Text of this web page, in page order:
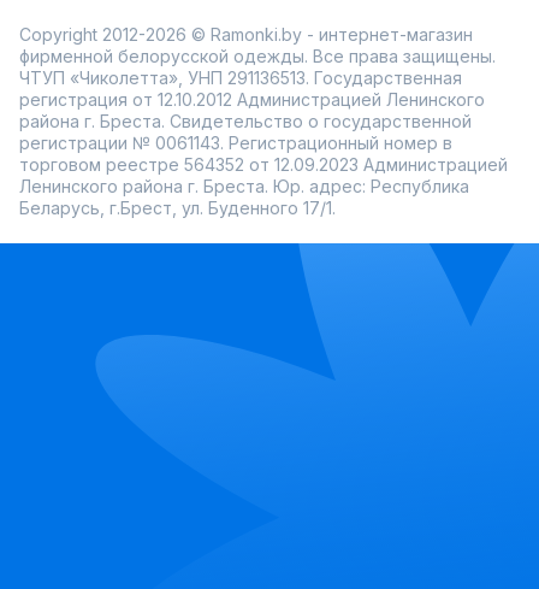
Copyright 2012-2026 © Ramonki.by - интернет-магазин
фирменной белорусской одежды. Все права защищены.
ЧТУП «Чиколетта», УНП 291136513. Государственная
регистрация от 12.10.2012 Администрацией Ленинского
района г. Бреста. Свидетельство о государственной
регистрации № 0061143. Регистрационный номер в
торговом реестре 564352 от 12.09.2023 Администрацией
Ленинского района г. Бреста. Юр. адрес: Республика
Беларусь, г.Брест, ул. Буденного 17/1.